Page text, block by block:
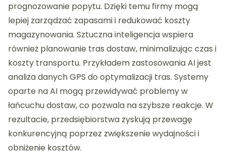
prognozowanie popytu. Dzięki temu firmy mogą
lepiej zarządzać zapasami i redukować koszty
magazynowania. Sztuczna inteligencja wspiera
również planowanie tras dostaw, minimalizując czas i
koszty transportu. Przykładem zastosowania AI jest
analiza danych GPS do optymalizacji tras. Systemy
oparte na AI mogą przewidywać problemy w
łańcuchu dostaw, co pozwala na szybsze reakcje. W
rezultacie, przedsiębiorstwa zyskują przewagę
konkurencyjną poprzez zwiększenie wydajności i
obniżenie kosztów.